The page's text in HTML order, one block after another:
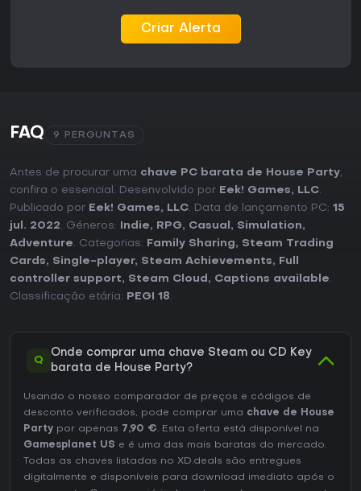
Criar Alerta
FAQ 9 PERGUNTAS
Antes de procurar uma chave PC barata de House Party,
confira o essencial. Desenvolvido por Eek! Games, LLC.
Publicado por Eek! Games, LLC. Data de lançamento PC: 15
jul. 2022. Géneros: Indie, RPG, Casual , Simulation,
Adventure. Categorias: Family Sharing, Steam Trading
Cards, Single-player, Steam Achievements,
Full
controller support, Steam Cloud , Captions available.
Classificação etária:
PEGI 18.
Q
Onde comprar uma chave Steam ou CD Key
barata de House Party?
Usando o nosso comparador de preços e códigos de
desconto verificados, pode comprar uma chave de House
Party por apenas 7,90 €. Esta oferta está disponível na
Gamesplanet US e é uma das mais baratas do mercado.
Todas as chaves listadas no XD.deals são entregues
digitalmente e disponíveis para download imediato após o